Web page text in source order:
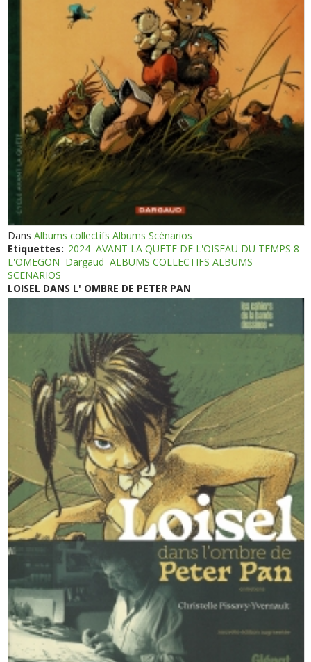
DansAlbums collectifs Albums Scénarios
Etiquettes: 2024 AVANT LA QUETE DE L'OISEAU DU TEMPS 8
L'OMEGON Dargaud ALBUMS COLLECTIFS ALBUMS
SCENARIOS
LOISEL DANS L' OMBRE DE PETER PAN